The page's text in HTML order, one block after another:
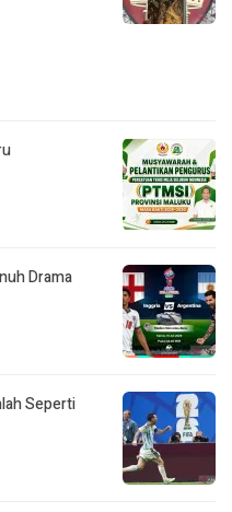
Drama
Seperti